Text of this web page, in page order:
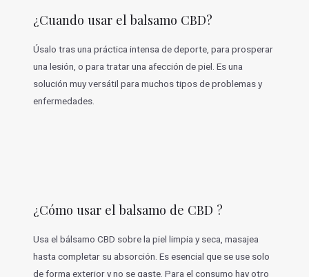
¿Cuando usar el balsamo CBD?
Úsalo tras una práctica intensa de deporte, para prosperar
una lesión, o para tratar una afección de piel. Es una
solución muy versátil para muchos tipos de problemas y
enfermedades.
¿Cómo usar el balsamo de CBD ?
Usa el bálsamo CBD sobre la piel limpia y seca, masajea
hasta completar su absorción. Es esencial que se use solo
de forma exterior y no se gaste. Para el consumo hay otro